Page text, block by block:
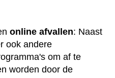
online afvallen: Naast
ook andere
om af te
worden door de